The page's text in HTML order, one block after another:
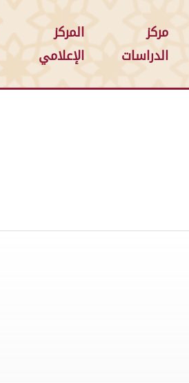
مركز
الدراسات
المركز
الإعلامي